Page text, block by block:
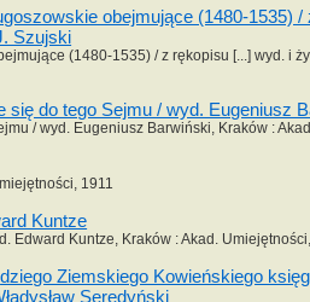
obejmujące (1480-1535)
Szujski
(1480-1535) / z rękopisu [...] wyd. i
do tego Sejmu / wyd. Eugeniusz
/ wyd. Eugeniusz Barwiński, Kraków :
1911
Kuntze
Edward Kuntze, Kraków : Akad.
Ziemskiego Kowieńskiego
Seredyński